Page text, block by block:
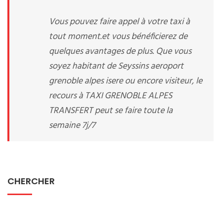
Vous pouvez faire appel à votre taxi à
tout moment.et vous bénéficierez de
quelques avantages de plus. Que vous
soyez habitant de Seyssins aeroport
grenoble alpes isere ou encore visiteur, le
recours à TAXI GRENOBLE ALPES
TRANSFERT peut se faire toute la
semaine 7j/7
CHERCHER